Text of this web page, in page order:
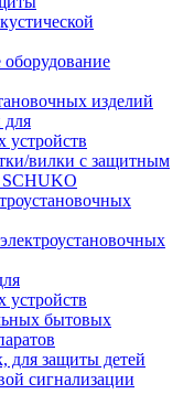
изделий
для
устройств
вилки с защитным
SCHUKO
устройств
бытовых
для защиты детей
сигнализации